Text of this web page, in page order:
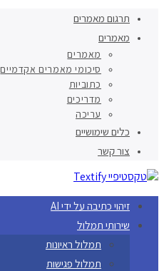
תרגום מאמרים
מאמרים
מאמרים
סיכומי מאמרים אקדמיים
כתוביות
מדריכים
עריכה
כלים שימושיים
צור קשר
זיהוי כתיבה על ידי AI
שירותי תמלול
תמלול ראיונות
תמלול פגישות